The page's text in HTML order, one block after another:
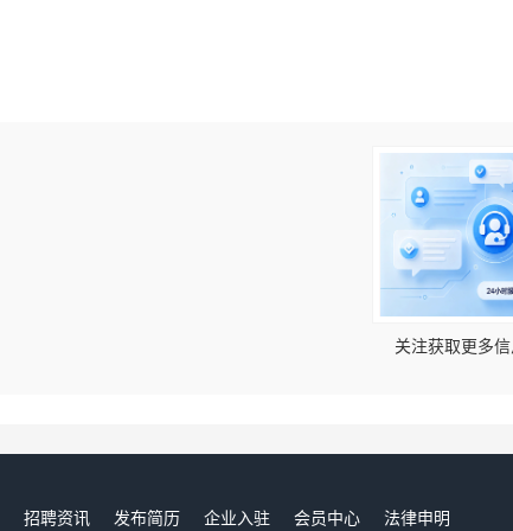
关注获取更多
招聘资讯 发布简历 企业入驻 会员中心 法律申明